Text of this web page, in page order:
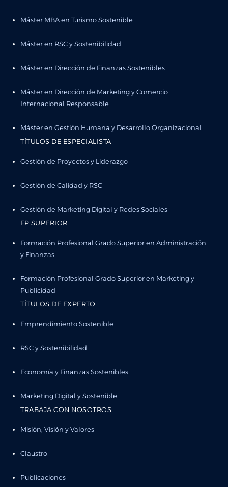
Máster MBA en Turismo Sostenible
Máster en RSC y Sostenibilidad
Máster en Dirección de Finanzas Sostenibles
Máster en Dirección de Marketing y Comercio
Internacional Responsable
Máster en Gestión Humana y Desarrollo Organizacional
TÍTULOS DE ESPECIALISTA
Gestión de Proyectos y Liderazgo
Gestión de Calidad y RSC
Gestión de Marketing Digital y Redes Sociales
FP SUPERIOR
Formación Profesional Grado Superior en Administración
y Finanzas
Formación Profesional Grado Superior en Marketing y
Publicidad
TÍTULOS DE EXPERTO
Emprendimiento Sostenible
RSC y Sostenibilidad
Economía y Finanzas Sostenibles
Marketing Digital y Sostenible
TRABAJA CON NOSOTROS
Misión, Visión y Valores
Claustro
Publicaciones